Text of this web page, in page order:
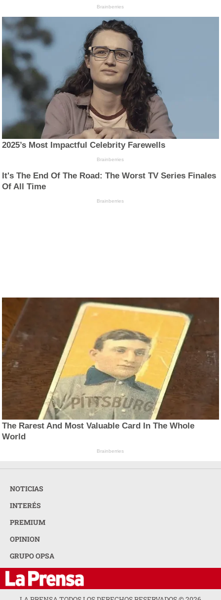
Brainberries
2025’s Most Impactful Celebrity Farewells
Brainberries
It's The End Of The Road: The Worst TV Series Finales
Of All Time
Brainberries
The Rarest And Most Valuable Card In The Whole
World
Brainberries
NOTICIAS
INTERÉS
PREMIUM
OPINION
GRUPO OPSA